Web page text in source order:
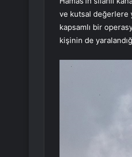
ve kutsal değerlere
kapsamlı bir
kişinin de